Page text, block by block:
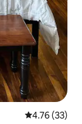
Ukadiriaji wa
4.76 (33)